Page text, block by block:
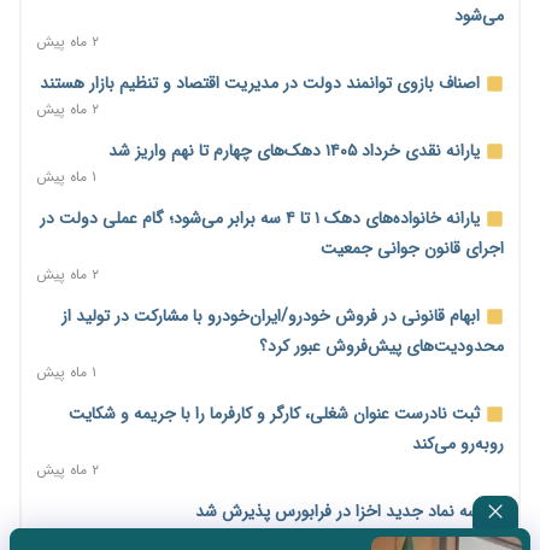
پیش‌بینی افزایش تولید برنج؛ نیاز وارداتی کشور به ۵۰۰ هزار تن
کاهش می‌یابد
۲ روز پیش
اختیارات جدید گمرکات برای تمدید ورود موقت کالا و خودرو تا
مرحله سیزدهم کالابرگ در سایه تورم؛ قدرت خرید یارانه یک‌میلیونی
۱۴ مرداد؛ اولین «روز ملی کارفرما» در تقویم رسمی ایران/«روز ملی
می‌شود
۲ ماه پیش
اصناف بازوی توانمند دولت در مدیریت اقتصاد و تنظیم بازار هستند
۲ ماه پیش
یارانه نقدی خرداد ۱۴۰۵ دهک‌های چهارم تا نهم واریز شد
۱ ماه پیش
یارانه خانواده‌های دهک ۱ تا ۴ سه برابر می‌شود؛ گام عملی دولت در
اجرای قانون جوانی جمعیت
۲ ماه پیش
ابهام قانونی در فروش خودرو/ایران‌خودرو با مشارکت در تولید از
محدودیت‌های پیش‌فروش عبور کرد؟
۱ ماه پیش
ثبت نادرست عنوان شغلی، کارگر و کارفرما را با جریمه و شکایت
روبه‌رو می‌کند
۲ ماه پیش
سه نماد جدید اخزا در فرابورس پذیرش شد